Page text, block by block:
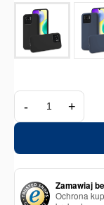
- +
Zamawiaj
Ochrona